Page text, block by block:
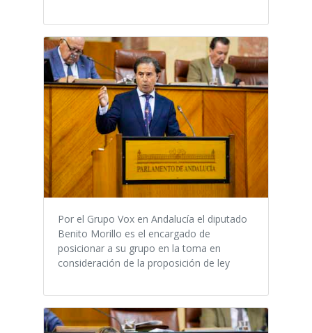
Por el Grupo Vox en Andalucía el diputado
Benito Morillo es el encargado de
posicionar a su grupo en la toma en
consideración de la proposición de ley